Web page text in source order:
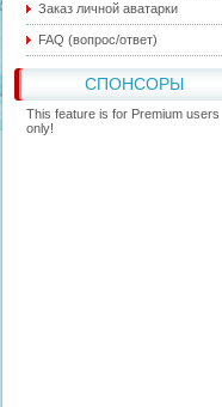
Заказ личной аватарки
FAQ (вопрос/ответ)
СПОНСОРЫ
This feature is for Premium users
only!